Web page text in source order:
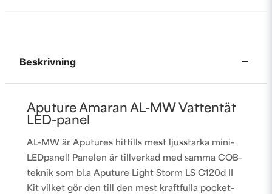
Beskrivning
Aputure Amaran AL-MW Vattentät
LED-panel
AL-MW är Aputures hittills mest ljusstarka mini-
LEDpanel! Panelen är tillverkad med samma COB-
teknik som bl.a Aputure Light Storm LS C120d II
Kit vilket gör den till den mest kraftfulla pocket-